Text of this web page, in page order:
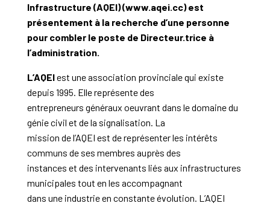
Infrastructure (AQEI) (www.aqei.cc) est
présentement à la recherche d’une personne
pour combler le poste de Directeur.trice à
l’administration.
L’AQEIest une association provinciale qui existe
depuis 1995. Elle représente des
entrepreneurs généraux oeuvrant dans le domaine du
génie civil et de la signalisation. La
mission de l’AQEI est de représenter les intérêts
communs de ses membres auprès des
instances et des intervenants liés aux infrastructures
municipales tout en les accompagnant
dans une industrie en constante évolution. L’AQEI